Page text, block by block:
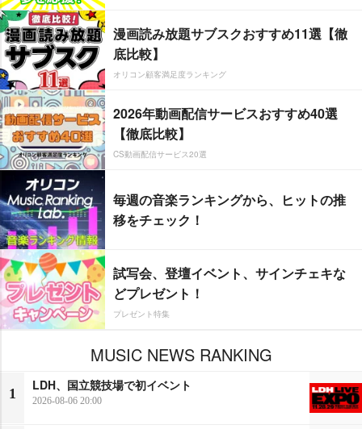
漫画読み放題サブスクおすすめ11選【徹
底比較】
オリコン顧客満足度ランキング
2026年動画配信サービスおすすめ40選
【徹底比較】
CS動画配信サービス20選
毎週の音楽ランキングから、ヒットの推
移をチェック！
試写会、登壇イベント、サインチェキな
どプレゼント！
プレゼント特集
MUSIC NEWS RANKING
1
LDH、国立競技場で初イベント
2026-08-06 20:00